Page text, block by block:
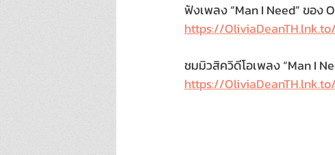
ฟังเพลง “Man I Need” ของ
https://
ชมมิวสิควิดีโอเพลง “Man I
https://